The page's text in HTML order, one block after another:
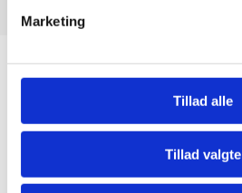
Marketing
Tillad alle
Tillad valgte
Åbningstider
OBS: Galleriet er lukket i uge 29
09.00 – 16.00
Fredag:09.00 – 15.30